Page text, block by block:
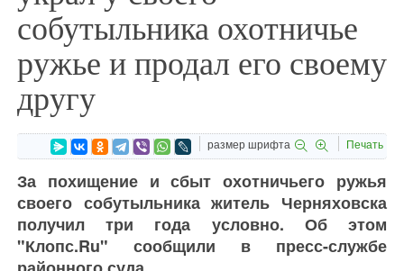
собутыльника охотничье
ружье и продал его своему
другу
размер шрифта Печать
За похищение и сбыт охотничьего ружья
своего собутыльника житель Черняховска
получил три года условно. Об этом
"Клопс.Ru" сообщили в пресс-службе